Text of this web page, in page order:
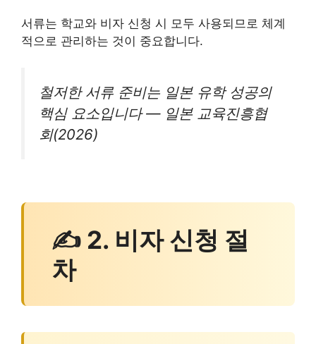
서류는 학교와 비자 신청 시 모두 사용되므로 체계
적으로 관리하는 것이 중요합니다.
철저한 서류 준비는 일본 유학 성공의
핵심 요소입니다 — 일본 교육진흥협
회(2026)
✍ 2. 비자 신청 절
차